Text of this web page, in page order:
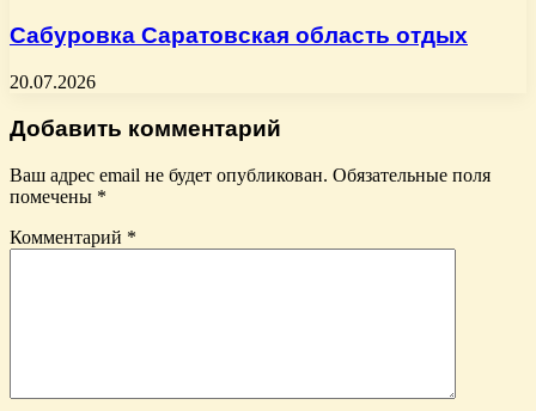
Сабуровка Саратовская область отдых
20.07.2026
Добавить комментарий
Ваш адрес email не будет опубликован. Обязательные поля
помечены *
Комментарий *